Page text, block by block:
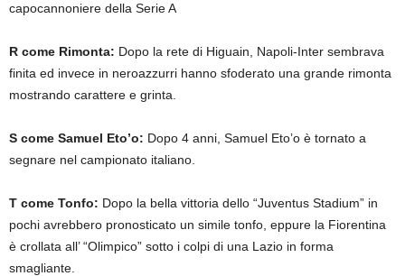
capocannoniere della Serie A
R come Rimonta: Dopo la rete di Higuain, Napoli-Inter sembrava
finita ed invece in neroazzurri hanno sfoderato una grande rimonta
mostrando carattere e grinta.
S come Samuel Eto’o: Dopo 4 anni, Samuel Eto’o è tornato a
segnare nel campionato italiano.
T come Tonfo: Dopo la bella vittoria dello “Juventus Stadium” in
pochi avrebbero pronosticato un simile tonfo, eppure la Fiorentina
è crollata all’ “Olimpico” sotto i colpi di una Lazio in forma
smagliante.